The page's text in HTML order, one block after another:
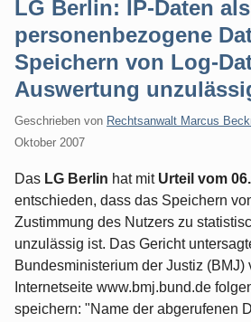
LG Berlin: IP-Daten als
personenbezogene
Speichern von Log-
Auswertung
Geschrieben von Rechtsanwalt Marcus
Oktober 2007
Das LG Berlin hat mit Urteil vom
entschieden, dass das Speichern
Zustimmung des Nutzers zu
unzulässig ist. Das Gericht
Bundesministerium der Justiz (BMJ)
Internetseite www.bmj.bund.de
speichern: "Name der abgerufenen